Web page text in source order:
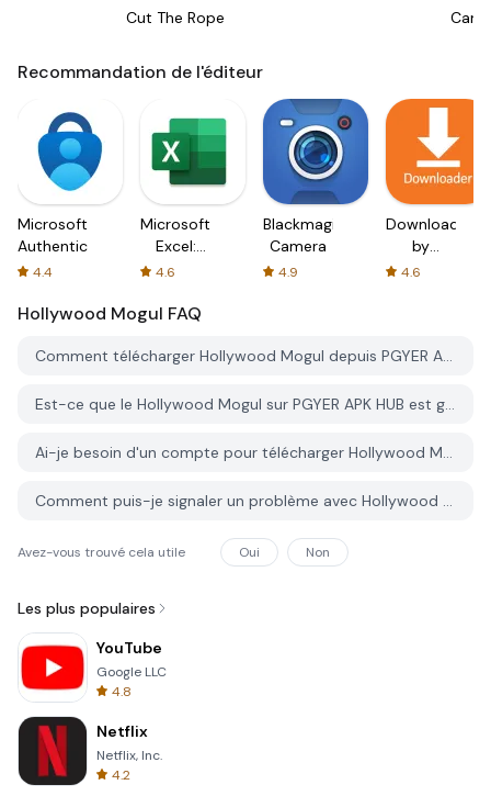
Cut The Rope
Recommandation de l'éditeur
Microsoft
Authenticator
4.4
Microsoft
Excel:
Spreadsheets
4.6
Blackmagic
Camera
4.9
Downloader
by
AFTVnews
4.6
Hollywood Mogul FAQ
Comment télécharger Hollywood Mogul depuis PGYER APK HUB?
Est-ce que le Hollywood Mogul sur PGYER APK HUB est gratuit?
Ai-je besoin d'un compte pour télécharger Hollywood Mogul depuis PGYER APK HUB?
Comment puis-je signaler un problème avec Hollywood Mogul sur PGYER APK HUB?
Avez-vous trouvé cela utile Oui Non
Les plus populaires
YouTube
Google LLC
4.8
Netflix
Netflix, Inc.
4.2